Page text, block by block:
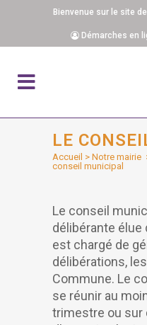
Bienvenue sur le site
Démarches en
LE
Accueil > Notre mairie
conseil municipal
Le conseil
délibérante élue
est chargé de
délibérations,
Commune. Le
se réunir au
trimestre ou sur